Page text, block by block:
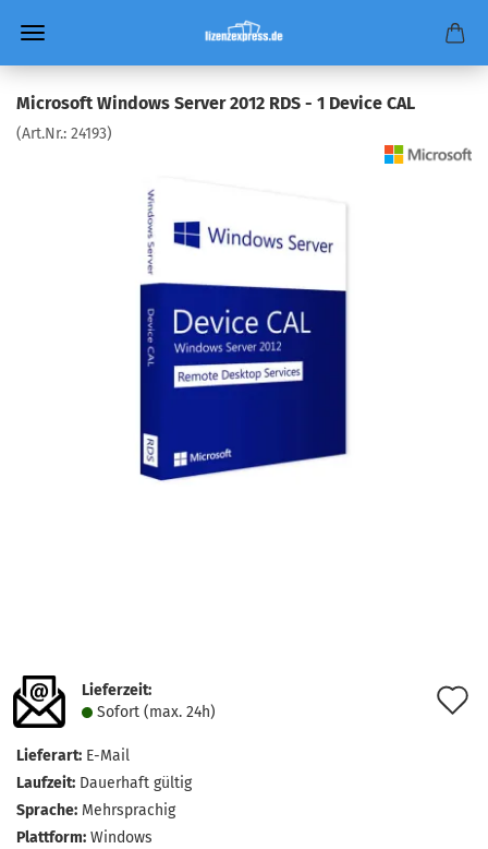
Microsoft Windows Server 2012 RDS - 1 Device CAL
(Art.Nr.: 24193)
Lieferzeit:
Sofort (max. 24h)
Lieferart: E-Mail
Laufzeit: Dauerhaft gültig
Sprache: Mehrsprachig
Plattform: Windows